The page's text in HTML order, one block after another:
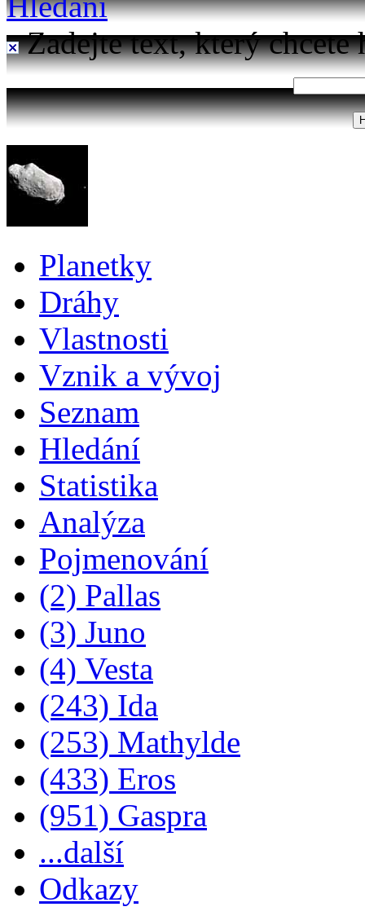
Zadejte text, který chcete
Planetky
Dráhy
Vlastnosti
Vznik a vývoj
Seznam
Hledání
Statistika
Analýza
Pojmenování
(2) Pallas
(3) Juno
(4) Vesta
(243) Ida
(253) Mathylde
(433) Eros
(951) Gaspra
...další
Odkazy